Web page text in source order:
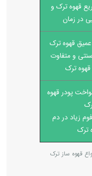
قهوه ترک و
در زمان
قهوه ترک
و متفاوت
ترک
پودر قهوه
زیاد در دم
ترک
قهوه ساز ترک